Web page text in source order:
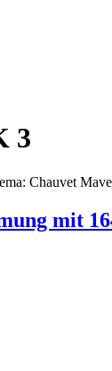
3
Chauvet
mit